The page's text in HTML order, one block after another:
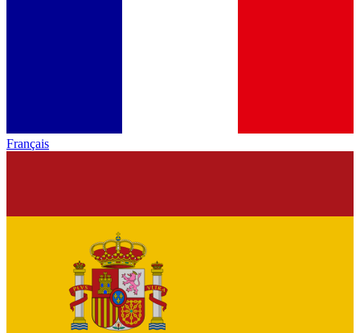
Français